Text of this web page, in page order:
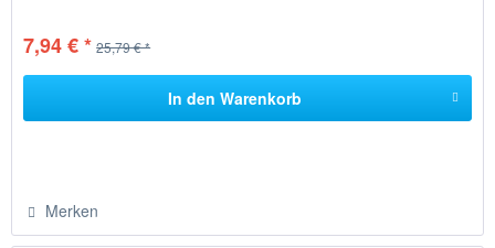
7,94 € * 25,79 € *
In den Warenkorb
Merken